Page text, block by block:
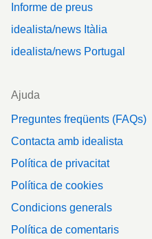
Informe de preus
idealista/news Itàlia
idealista/news Portugal
Ajuda
Preguntes freqüents (FAQs)
Contacta amb idealista
Política de privacitat
Política de cookies
Condicions generals
Política de comentaris